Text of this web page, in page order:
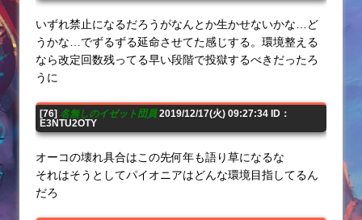
いずれ禁止になるだろうがなんとか生かせないかな…ど
うかな…でずるずる延命させてた感じする。環境整える
なら改定回数残ってる早い段階で投獄するべきだったろ
うに
[76] 名無しのイゼット団員2019/12/17(火) 09:27:34 ID：
E3NTU2OTY
オーコの壊れ具合はこの先何年も語り草になるな
それはそうとしてパイオニアはどんな環境目指してるん
だろ